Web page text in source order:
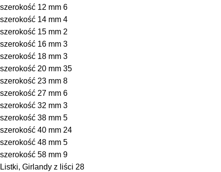
szerokość 12 mm 6
szerokość 14 mm 4
szerokość 15 mm 2
szerokość 16 mm 3
szerokość 18 mm 3
szerokość 20 mm 35
szerokość 23 mm 8
szerokość 27 mm 6
szerokość 32 mm 3
szerokość 38 mm 5
szerokość 40 mm 24
szerokość 48 mm 5
szerokość 58 mm 9
Listki, Girlandy z liści 28